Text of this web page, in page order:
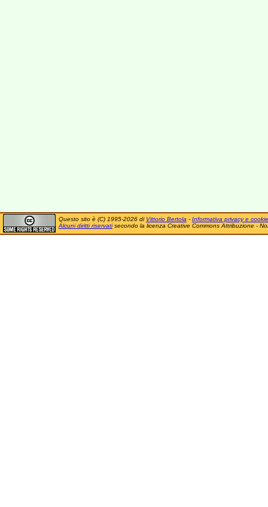
Questo sito è (C) 1995-2026 di Vittorio Bertola - Informativa privacy e cookie
Alcuni diritti riservatisecondo la licenza Creative Commons Attribuzione -